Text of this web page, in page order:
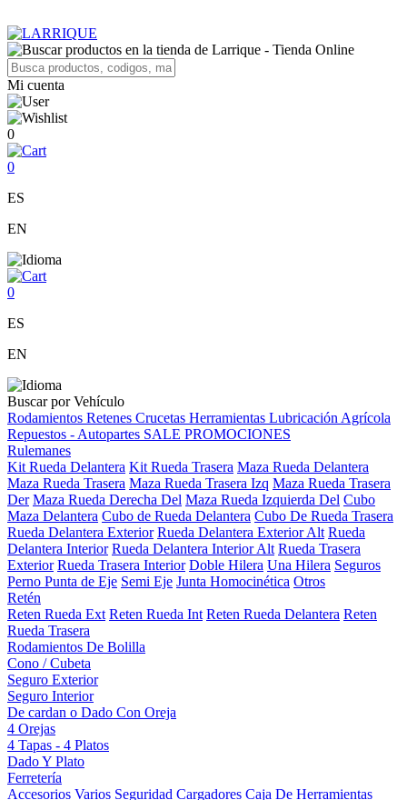
Mi cuenta
0
0
ES
EN
0
ES
EN
Buscar por Vehículo
Rodamientos Retenes Crucetas Herramientas Lubricación Agrícola
Repuestos - Autopartes SALE PROMOCIONES
Rulemanes
Kit Rueda Delantera Kit Rueda Trasera Maza Rueda Delantera
Maza Rueda Trasera Maza Rueda Trasera Izq Maza Rueda Trasera
Der Maza Rueda Derecha Del Maza Rueda Izquierda Del Cubo
Maza Delantera Cubo de Rueda Delantera Cubo De Rueda Trasera
Rueda Delantera Exterior Rueda Delantera Exterior Alt Rueda
Delantera Interior Rueda Delantera Interior Alt Rueda Trasera
Exterior Rueda Trasera Interior Doble Hilera Una Hilera Seguros
Perno Punta de Eje Semi Eje Junta Homocinética Otros
Retén
Reten Rueda Ext Reten Rueda Int Reten Rueda Delantera Reten
Rueda Trasera
Rodamientos De Bolilla
Cono / Cubeta
Seguro Exterior
Seguro Interior
De cardan o Dado Con Oreja
4 Orejas
4 Tapas - 4 Platos
Dado Y Plato
Ferretería
Accesorios Varios Seguridad Cargadores Caja De Herramientas